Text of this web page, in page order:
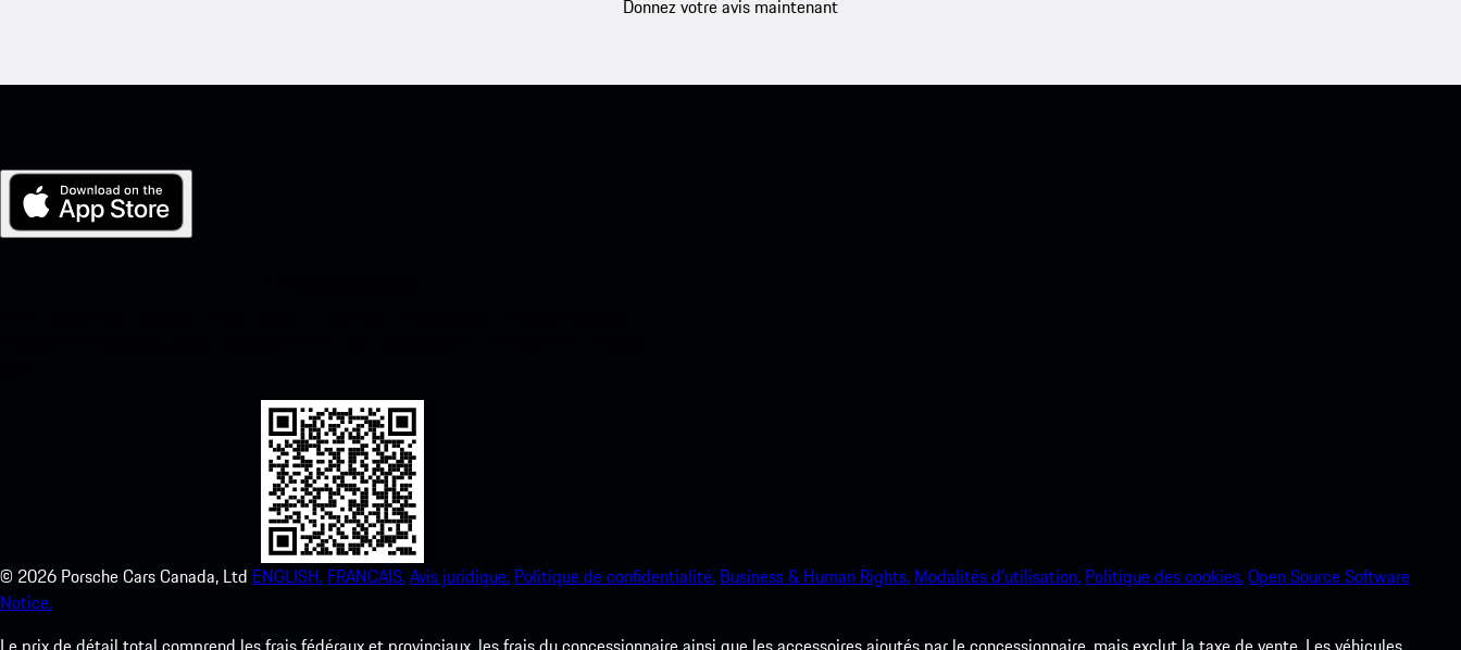
Donnez votre avis maintenant
© 2026 Porsche Cars Canada, Ltd ENGLISH. FRANCAIS.Avis juridique. Politique de confidentialité. Business & Human Rights. Modalités d’utilisation. Politique des cookies.Open Source Software
Notice.